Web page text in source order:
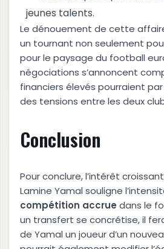
jeunes talents.
Le dénouement de cette
un tournant non seulement
pour le paysage du football
négociations s’annoncent
financiers élevés pourraient
des tensions entre les deux
Conclusion
Pour conclure, l’intérêt
Lamine Yamal souligne
compétition accrue dans le
un transfert se concrétise, il
de Yamal un joueur d’un